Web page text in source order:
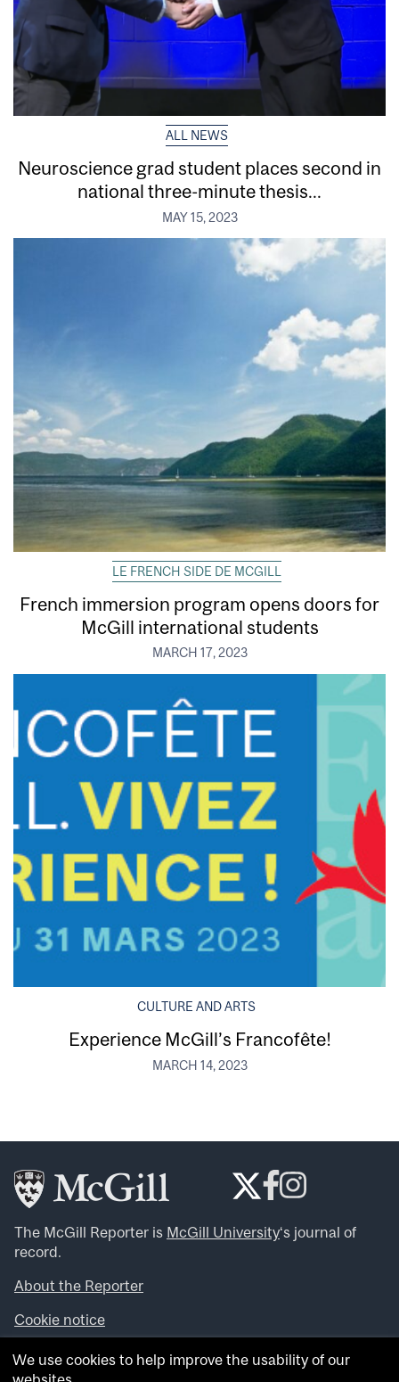
ALL NEWS
Neuroscience grad student places second in
national three-minute thesis...
MAY 15, 2023
LE FRENCH SIDE DE MCGILL
French immersion program opens doors for
McGill international students
MARCH 17, 2023
CULTURE AND ARTS
Experience McGill’s Francofête!
MARCH 14, 2023
The McGill Reporter is McGill University‘s journal of
record.
About the Reporter
Cookie notice
Looking for more news, videos and expert opinions? Try
theMcGill Newsroom .
We use cookies to help improve the usability of our